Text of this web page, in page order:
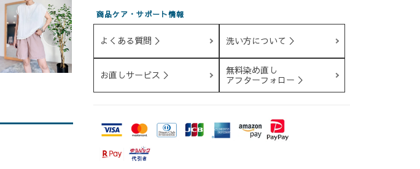
商品ケア・サポート情報
よくある質問 ＞ 洗い方について ＞
お直しサービス ＞
無料染め直し
アフターフォロー ＞